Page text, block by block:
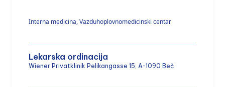
Interna medicina, Vazduhoplovnomedicinski centar
Lekarska ordinacija
Wiener Privatklinik Pelikangasse 15, A-1090 Beč